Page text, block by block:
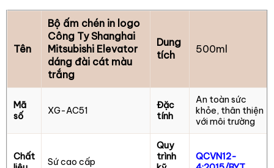
Tên
Bộ ấm chén in logo
Công Ty Shanghai
Mitsubishi Elevator
dáng đài cát màu
trắng
Dung
tích
500ml
Mã
số
XG-AC51
Đặc
tính
An toàn sức
khỏe, thân thiện
với môi trường
Chất
Sứ cao cấp
Quy
trình
QCVN12-